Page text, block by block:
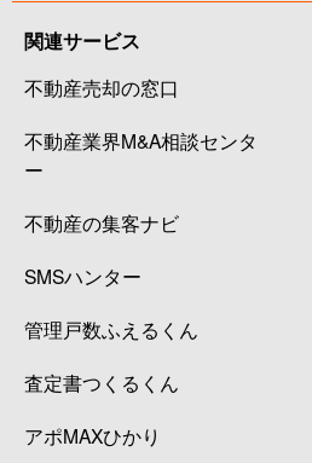
関連サービス
不動産売却の窓口
不動産業界M&A相談センタ
ー
不動産の集客ナビ
SMSハンター
管理戸数ふえるくん
査定書つくるくん
アポMAXひかり